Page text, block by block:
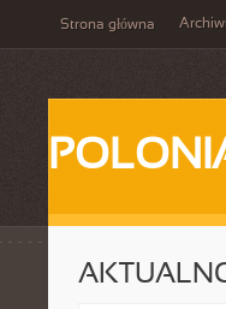
Strona główna